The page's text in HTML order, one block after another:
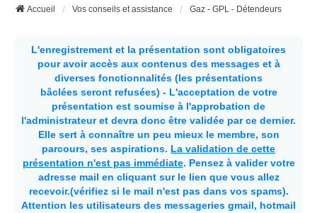
Accueil Vos conseils et assistance Gaz - GPL - Détendeurs
L'enregistrement et la présentation sont obligatoires
pour avoir accès aux contenus des messages et à
diverses fonctionnalités (les présentations
bâclées seront refusées) - L'acceptation de votre
présentation est soumise à l'approbation de
l'administrateur et devra donc être validée par ce dernier.
Elle sert à connaître un peu mieux le membre, son
parcours, ses aspirations. La validation de cette
présentation n'est pas immédiate. Pensez à valider votre
adresse mail en cliquant sur le lien que vous allez
recevoir.(vérifiez si le mail n'est pas dans vos spams).
Attention les utilisateurs des messageries gmail, hotmail